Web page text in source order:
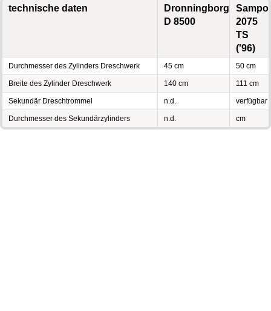
technische daten
Dronningborg
D 8500
Sampo
2075
TS
('96)
Durchmesser des Zylinders Dreschwerk 45 cm 50 cm
Breite des Zylinder Dreschwerk 140 cm 111 cm
Sekundär Dreschtrommel n.d. verfügbar
Durchmesser des Sekundärzylinders n.d. cm